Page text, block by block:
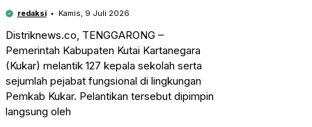
redaksi Kamis, 9 Juli 2026
Distriknews.co, TENGGARONG –
Pemerintah Kabupaten Kutai Kartanegara
(Kukar) melantik 127 kepala sekolah serta
sejumlah pejabat fungsional di lingkungan
Pemkab Kukar. Pelantikan tersebut dipimpin
langsung oleh